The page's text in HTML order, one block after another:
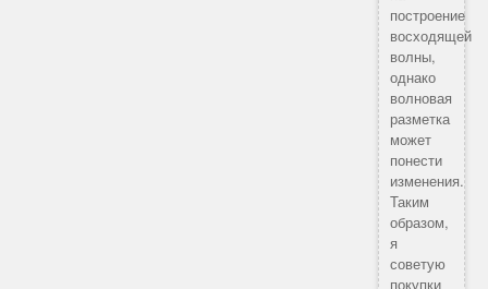
построение
восходящей
волны,
однако
волновая
разметка
может
понести
изменения.
Таким
образом,
я
советую
покупки